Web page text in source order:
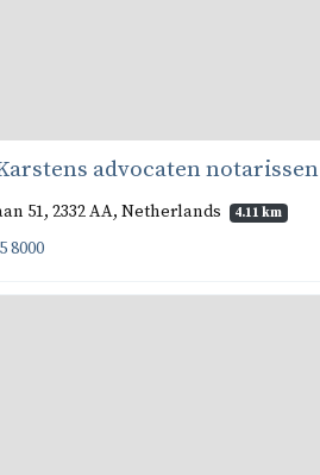
advocaten notarissen
51, 2332 AA, Netherlands 4.11 km
8000